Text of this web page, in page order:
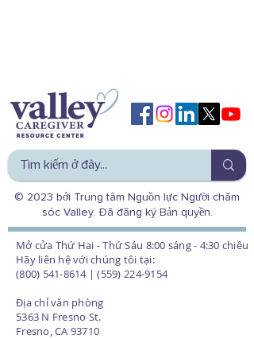
© 2023 bởi Trung tâm Nguồn lực Người chăm
sóc Valley. Đã đăng ký Bản quyền.
Mở cửa Thứ Hai - Thứ Sáu 8:00 sáng - 4:30 chiều
Hãy liên hệ với chúng tôi tại:
(800) 541-8614 | (559) 224-9154
Địa chỉ văn phòng
5363 N Fresno St.
Fresno, CA 93710